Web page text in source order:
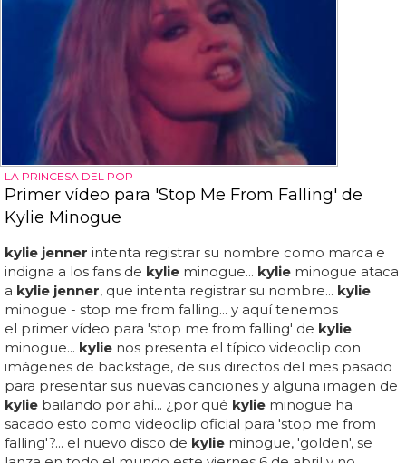
LA PRINCESA DEL POP
Primer vídeo para 'Stop Me From Falling' de
Kylie Minogue
kylie jenner intenta registrar su nombre como marca e
indigna a los fans de kylie minogue... kylie minogue ataca
a kylie jenner, que intenta registrar su nombre... kylie
minogue - stop me from falling... y aquí tenemos
el primer vídeo para 'stop me from falling' de kylie
minogue... kylie nos presenta el típico videoclip con
imágenes de backstage, de sus directos del mes pasado
para presentar sus nuevas canciones y alguna imagen de
kylie bailando por ahí... ¿por qué kylie minogue ha
sacado esto como videoclip oficial para 'stop me from
falling'?... el nuevo disco de kylie minogue, 'golden', se